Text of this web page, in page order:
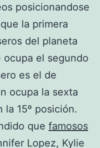
posicionandose
la primera
del planeta
ocupa el segundo
es el de
ocupa la sexta
la 15º posición.
que famosos
Lopez, Kylie